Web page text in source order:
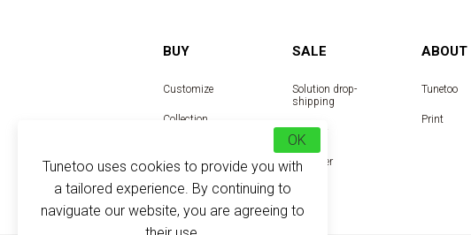
BUY
Customize
Collection
SALE
Solution drop-
shipping
Reseller
Designer
ABOUT
Tunetoo
Print
Tunetoo uses cookies to provide you with
a tailored experience. By continuing to
naviguate our website, you are agreeing to
OK